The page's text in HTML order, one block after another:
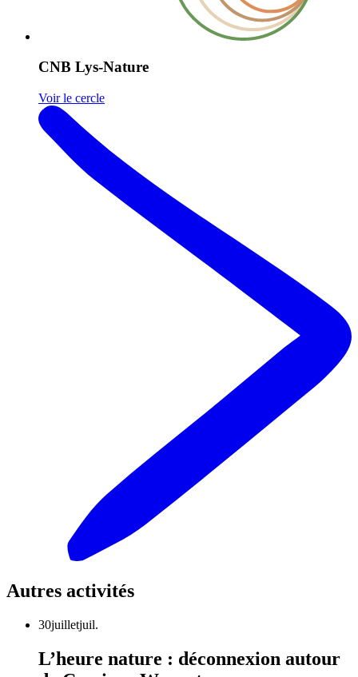
CNB Lys-Nature
Voir le cercle
Autres activités
30juilletjuil.
L’heure nature : déconnexion autour